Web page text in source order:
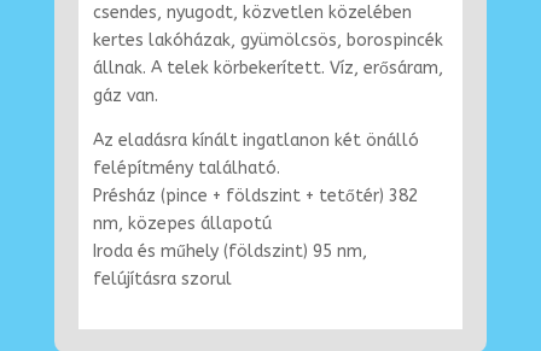
csendes, nyugodt, közvetlen közelében
kertes lakóházak, gyümölcsös, borospincék
állnak. A telek körbekerített. Víz, erősáram,
gáz van.
Az eladásra kínált ingatlanon két önálló
felépítmény található.
Présház (pince + földszint + tetőtér) 382
nm, közepes állapotú
Iroda és műhely (földszint) 95 nm,
felújításra szorul